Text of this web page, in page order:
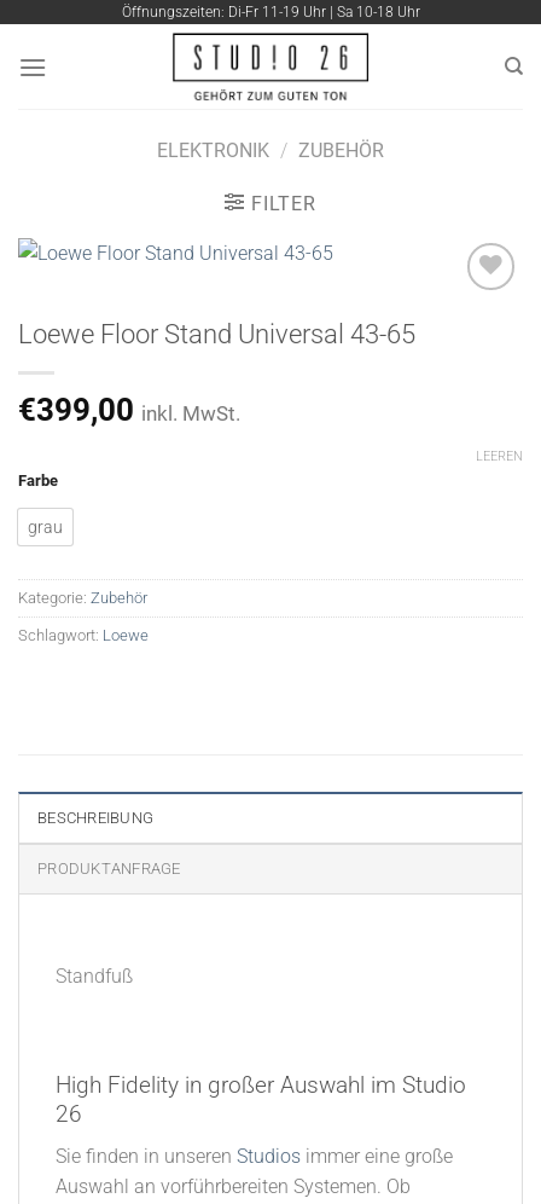
springen
Öffnungszeiten: Di-Fr 11-19 Uhr | Sa 10-18 Uhr
ELEKTRONIK / ZUBEHÖR
FILTER
Loewe Floor Stand Universal 43-65
€399,00 inkl. MwSt.
Farbe
grau
LEEREN
Kategorie: Zubehör
Schlagwort: Loewe
BESCHREIBUNG
PRODUKTANFRAGE
Standfuß
High Fidelity in großer Auswahl im Studio
26​
Sie finden in unseren Studios immer eine große
Auswahl an vorführbereiten Systemen. Ob